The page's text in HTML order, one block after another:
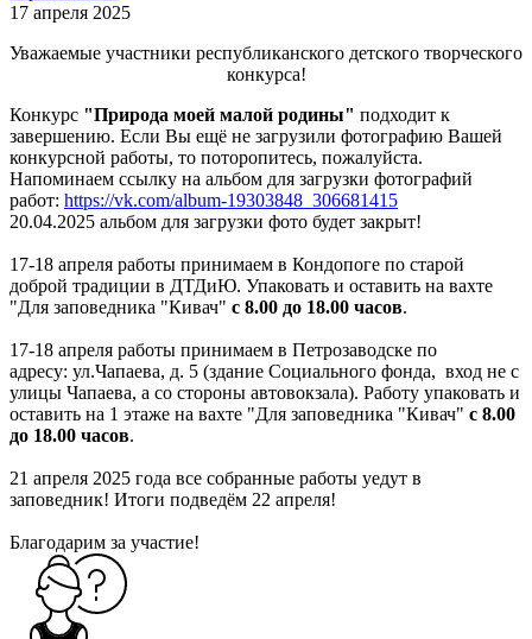
17 апреля 2025
Уважаемые участники республиканского детского творческого
конкурса!
Конкурс "Природа моей малой родины" подходит к
завершению. Если Вы ещё не загрузили фотографию Вашей
конкурсной работы, то поторопитесь, пожалуйста.
Напоминаем ссылку на альбом для загрузки фотографий
работ: https://vk.com/album-19303848_306681415
20.04.2025 альбом для загрузки фото будет закрыт!
17-18 апреля работы принимаем в Кондопоге по старой
доброй традиции в ДТДиЮ. Упаковать и оставить на вахте
"Для заповедника "Кивач" с 8.00 до 18.00 часов.
17-18 апреля работы принимаем в Петрозаводске по
адресу: ул.Чапаева, д. 5 (здание Социального фонда, вход не с
улицы Чапаева, а со стороны автовокзала). Работу упаковать и
оставить на 1 этаже на вахте "Для заповедника "Кивач" с 8.00
до 18.00 часов.
21 апреля 2025 года все собранные работы уедут в
заповедник! Итоги подведём 22 апреля!
Благодарим за участие!